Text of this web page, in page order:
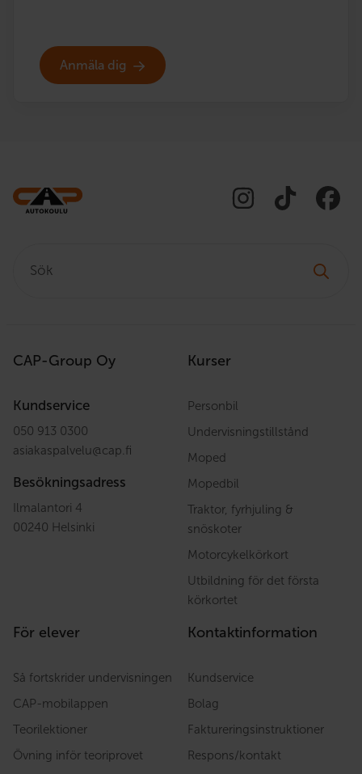
Anmäla dig
CAP-Group Oy
Kundservice
050 913 0300
asiakaspalvelu@cap.fi
Besökningsadress
Ilmalantori 4
00240 Helsinki
Kurser
Personbil
Undervisningstillstånd
Moped
Mopedbil
Traktor, fyrhjuling &
snöskoter
Motorcykelkörkort
Utbildning för det första
körkortet
För elever
Så fortskrider undervisningen
CAP-mobilappen
Teorilektioner
Övning inför teoriprovet
Kontaktinformation
Kundservice
Bolag
Faktureringsinstruktioner
Respons/kontakt